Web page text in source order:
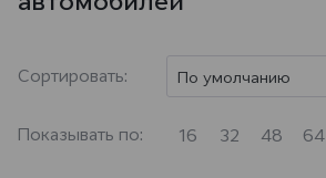
Сортировать: По умолчанию
Показывать по: 16 32 48 64